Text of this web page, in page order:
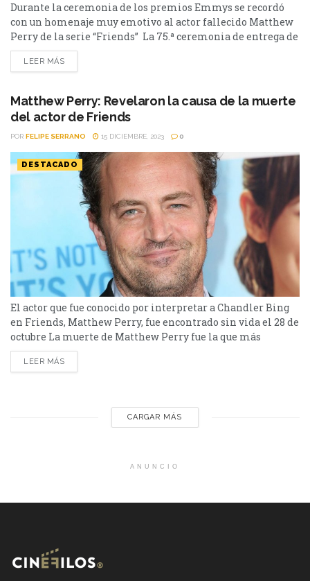
Durante la ceremonia de los premios Emmys se recordó
con un homenaje muy emotivo al actor fallecido Matthew
Perry de la serie “Friends” La 75.ª ceremonia de entrega de
los Primetime Emmy Awards el 15 de enero estuvo repleta
de momentos memorables. Entre ellos se encuentra uno
In Memoriam,...
LEER MÁS
Matthew Perry: Revelaron la causa de la muerte
del actor de Friends
POR FELIPE SERRANO 15 DICIEMBRE, 2023 0
DESTACADO
El actor que fue conocido por interpretar a Chandler Bing
en Friends, Matthew Perry, fue encontrado sin vida el 28 de
octubre La muerte de Matthew Perry fue la que más
impactó, sin dudas, en el ambiente de Hollywood. El actor
fue encontrado sin vida en su casa de Los Angeles el 28 de
LEER MÁS
CARGAR MÁS
ANUNCIO